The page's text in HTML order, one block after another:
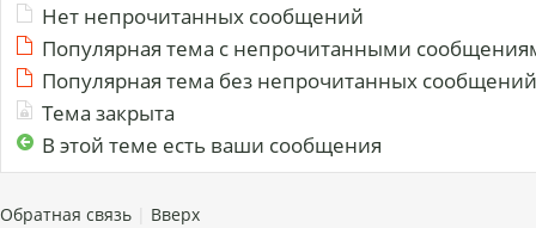
Нет непрочитанных сообщений
Популярная тема с непрочитанными
Популярная тема без непрочитанных сообщений
Тема закрыта
В этой теме есть ваши сообщения
Обратная связь Вверх